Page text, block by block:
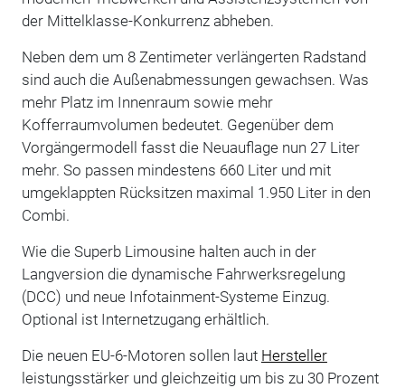
der Mittelklasse-Konkurrenz abheben.
Neben dem um 8 Zentimeter verlängerten Radstand
sind auch die Außenabmessungen gewachsen. Was
mehr Platz im Innenraum sowie mehr
Kofferraumvolumen bedeutet. Gegenüber dem
Vorgängermodell fasst die Neuauflage nun 27 Liter
mehr. So passen mindestens 660 Liter und mit
umgeklappten Rücksitzen maximal 1.950 Liter in den
Combi.
Wie die Superb Limousine halten auch in der
Langversion die dynamische Fahrwerksregelung
(DCC) und neue Infotainment-Systeme Einzug.
Optional ist Internetzugang erhältlich.
Die neuen EU-6-Motoren sollen laut Hersteller
leistungsstärker und gleichzeitig um bis zu 30 Prozent